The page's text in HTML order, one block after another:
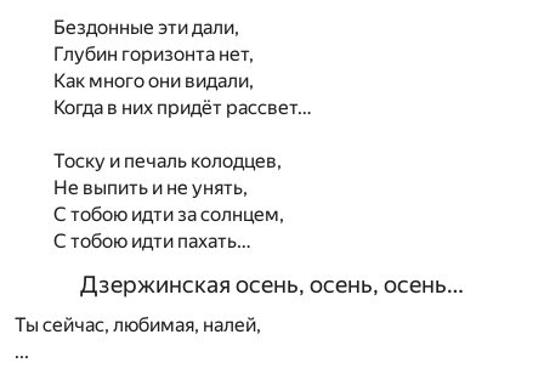
Бездонные эти дали,
Глубин горизонта нет,
Как много они видали,
Когда в них придёт рассвет…
Тоску и печаль колодцев,
Не выпить и не унять,
С тобою идти за солнцем,
С тобою идти пахать…
Дзержинская осень, осень, осень…
Ты сейчас, любимая, налей,
...